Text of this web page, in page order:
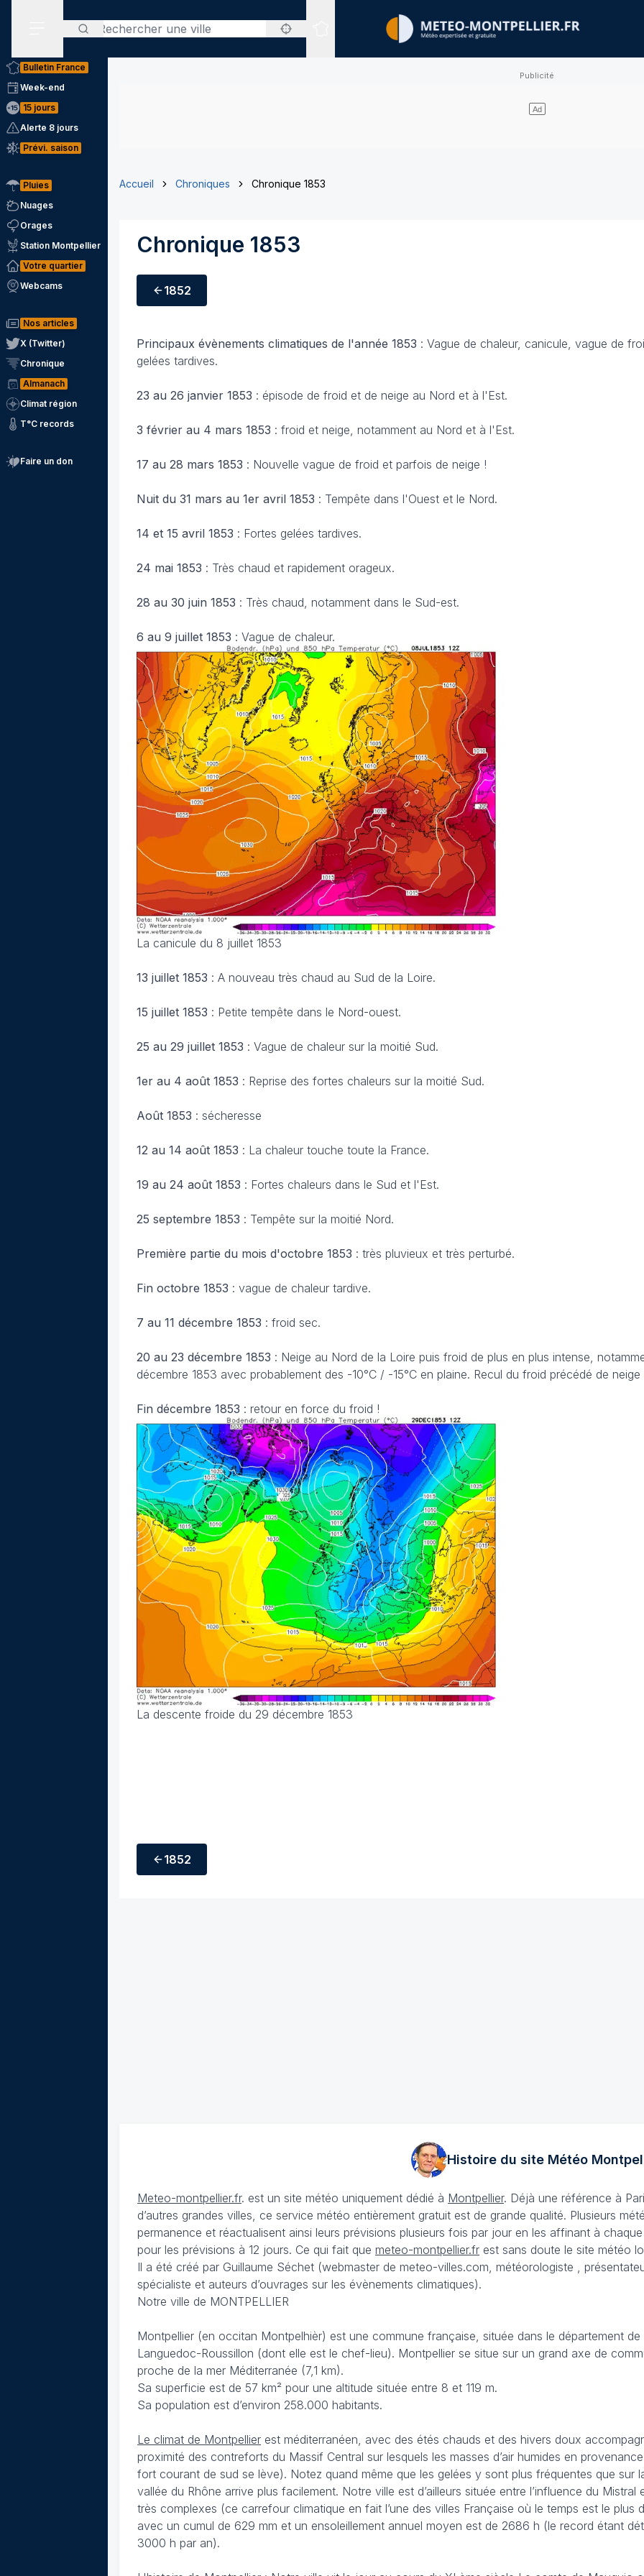
Rechercher
Sites expertisés
Bulletin France
Week-end
15 jours
Alerte 8 jours
Prévi. saison
Pluies
Nuages
Orages
Station Montpellier
Votre quartier
Webcams
Nos articles
X (Twitter)
Chronique
Almanach
Climat région
T°C records
Faire un don
Accueil Chroniques Chronique 1853
Chronique 1853
1852
Principaux évènements climatiques de l'année 1853 : Vague de chaleur, canicule, vague de
gelées tardives.
23 au 26 janvier 1853 : épisode de froid et de neige au Nord et à l'Est.
3 février au 4 mars 1853 : froid et neige, notamment au Nord et à l'Est.
17 au 28 mars 1853 : Nouvelle vague de froid et parfois de neige !
Nuit du 31 mars au 1er avril 1853 : Tempête dans l'Ouest et le Nord.
14 et 15 avril 1853 : Fortes gelées tardives.
24 mai 1853 : Très chaud et rapidement orageux.
28 au 30 juin 1853 : Très chaud, notamment dans le Sud-est.
6 au 9 juillet 1853 : Vague de chaleur.
La canicule du 8 juillet 1853
13 juillet 1853 : A nouveau très chaud au Sud de la Loire.
15 juillet 1853 : Petite tempête dans le Nord-ouest.
25 au 29 juillet 1853 : Vague de chaleur sur la moitié Sud.
1er au 4 août 1853 : Reprise des fortes chaleurs sur la moitié Sud.
Août 1853 : sécheresse
12 au 14 août 1853 : La chaleur touche toute la France.
19 au 24 août 1853 : Fortes chaleurs dans le Sud et l'Est.
25 septembre 1853 : Tempête sur la moitié Nord.
Première partie du mois d'octobre 1853 : très pluvieux et très perturbé.
Fin octobre 1853 : vague de chaleur tardive.
7 au 11 décembre 1853 : froid sec.
20 au 23 décembre 1853 : Neige au Nord de la Loire puis froid de plus en plus intense,
décembre 1853 avec probablement des -10°C / -15°C en plaine. Recul du froid précédé de neige
Fin décembre 1853 : retour en force du froid !
La descente froide du 29 décembre 1853
1852
Histoire du site Météo
Meteo-montpellier.fr. est un site météo uniquement dédié à Montpellier. Déjà une référence à
d’autres grandes villes, ce service météo entièrement gratuit est de grande qualité. Plusieurs
permanence et réactualisent ainsi leurs prévisions plusieurs fois par jour en les affinant à
pour les prévisions à 12 jours. Ce qui fait que meteo-montpellier.fr est sans doute le site météo
Il a été créé par Guillaume Séchet (webmaster de meteo-villes.com, météorologiste ,
spécialiste et auteurs d’ouvrages sur les évènements climatiques).
Notre ville de MONTPELLIER
Montpellier (en occitan Montpelhièr) est une commune française, située dans le département
Languedoc-Roussillon (dont elle est le chef-lieu). Montpellier se situe sur un grand axe de
proche de la mer Méditerranée (7,1 km).
Sa superficie est de 57 km² pour une altitude située entre 8 et 119 m.
Sa population est d’environ 258.000 habitants.
Le climat de Montpellier est méditerranéen, avec des étés chauds et des hivers doux
proximité des contreforts du Massif Central sur lesquels les masses d’air humides en
fort courant de sud se lève). Notez quand même que les gelées y sont plus fréquentes que sur
vallée du Rhône arrive plus facilement. Notre ville est d’ailleurs située entre l’influence du
très complexes (ce carrefour climatique en fait l’une des villes Française où le temps est le
avec un cumul de 629 mm et un ensoleillement annuel moyen est de 2686 h (le record étant
3000 h par an).